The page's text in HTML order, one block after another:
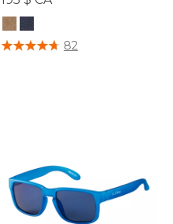
4,5 sur 5 Évaluation des clients
82